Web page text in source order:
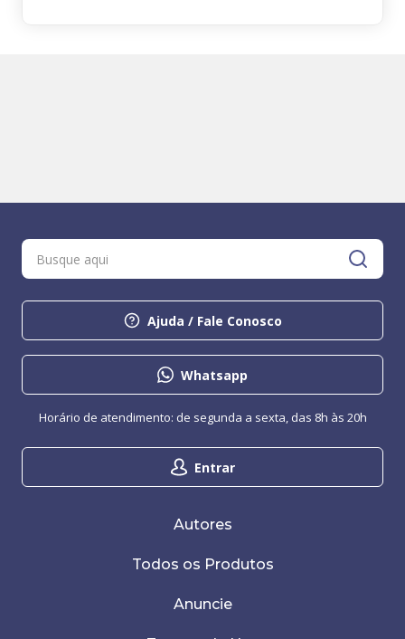
Ajuda / Fale Conosco
Whatsapp
Entrar
Horário de atendimento: de segunda a sexta, das 8h às 20h
Autores
Todos os Produtos
Anuncie